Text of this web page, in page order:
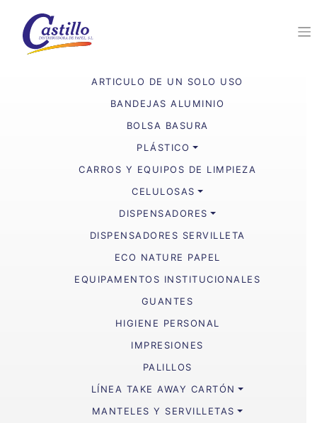
ARTICULO DE UN SOLO USO
BANDEJAS ALUMINIO
BOLSA BASURA
PLÁSTICO
CARROS Y EQUIPOS DE LIMPIEZA
CELULOSAS
DISPENSADORES
DISPENSADORES SERVILLETA
ECO NATURE PAPEL
EQUIPAMENTOS INSTITUCIONALES
GUANTES
HIGIENE PERSONAL
IMPRESIONES
PALILLOS
LÍNEA TAKE AWAY CARTÓN
MANTELES Y SERVILLETAS